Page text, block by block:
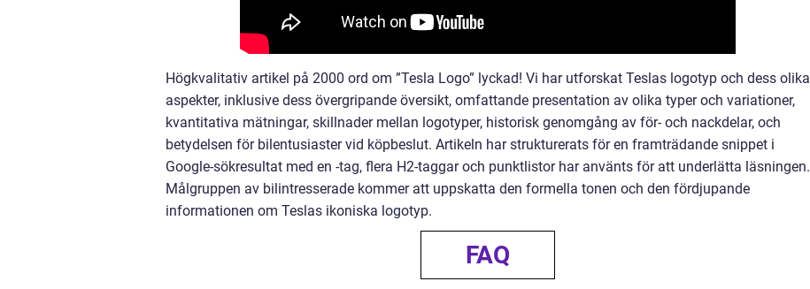
Högkvalitativ artikel på 2000 ord om ”Tesla Logo” lyckad! Vi har utforskat Teslas logotyp och dess olika
aspekter, inklusive dess övergripande översikt, omfattande presentation av olika typer och variationer,
kvantitativa mätningar, skillnader mellan logotyper, historisk genomgång av för- och nackdelar, och
betydelsen för bilentusiaster vid köpbeslut. Artikeln har strukturerats för en framträdande snippet i
Google-sökresultat med en -tag, flera H2-taggar och punktlistor har använts för att underlätta läsningen.
Målgruppen av bilintresserade kommer att uppskatta den formella tonen och den fördjupande
informationen om Teslas ikoniska logotyp.
FAQ